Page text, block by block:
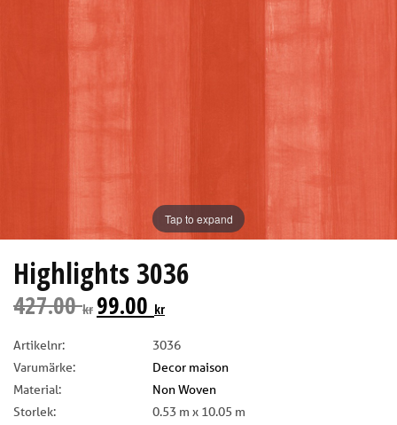
Tap to expand
Highlights 3036
427.00kr 99.00 kr
Artikelnr:
3036
Varumärke:
Decor maison
Material:
Non Woven
Storlek:
0.53 m x 10.05 m